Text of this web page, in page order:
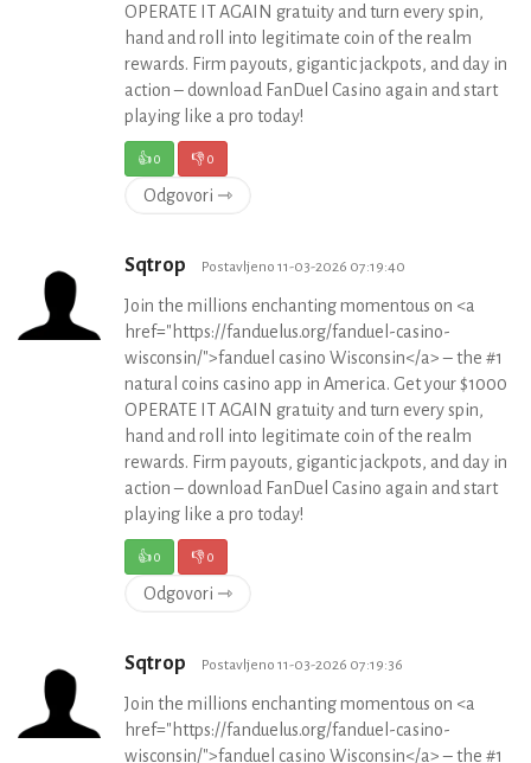
OPERATE IT AGAIN gratuity and turn every spin,
hand and roll into legitimate coin of the realm
rewards. Firm payouts, gigantic jackpots, and day in
action – download FanDuel Casino again and start
playing like a pro today!
👍0 👎0
Odgovori ⇾
Sqtrop Postavljeno 11-03-2026 07:19:40
Join the millions enchanting momentous on <a
href="https://fanduelus.org/fanduel-casino-
wisconsin/">fanduel casino Wisconsin</a> – the #1
natural coins casino app in America. Get your $1000
OPERATE IT AGAIN gratuity and turn every spin,
hand and roll into legitimate coin of the realm
rewards. Firm payouts, gigantic jackpots, and day in
action – download FanDuel Casino again and start
playing like a pro today!
👍0 👎0
Odgovori ⇾
Sqtrop Postavljeno 11-03-2026 07:19:36
Join the millions enchanting momentous on <a
href="https://fanduelus.org/fanduel-casino-
wisconsin/">fanduel casino Wisconsin</a> – the #1